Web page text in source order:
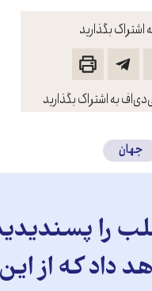
اشتراک بگذارید
به اشتراک بگذارید
جهان
را
داد که از